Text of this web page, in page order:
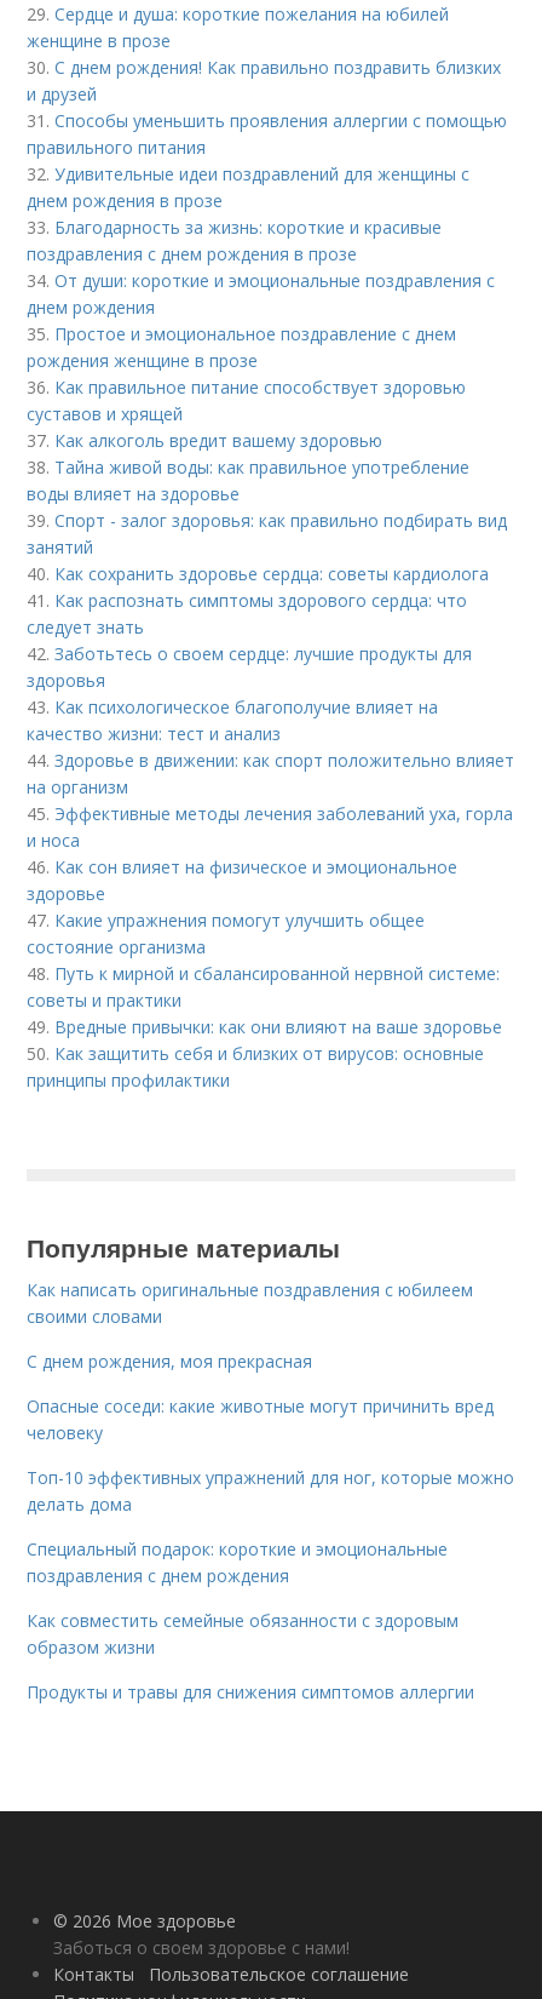
29.Сердце и душа: короткие пожелания на юбилей
женщине в прозе
30.С днем рождения! Как правильно поздравить близких
и друзей
31.Способы уменьшить проявления аллергии с помощью
правильного питания
32.Удивительные идеи поздравлений для женщины с
днем рождения в прозе
33. Благодарность за жизнь: короткие и красивые
поздравления с днем рождения в прозе
34.От души: короткие и эмоциональные поздравления с
днем рождения
35. Простое и эмоциональное поздравление с днем
рождения женщине в прозе
36. Как правильное питание способствует здоровью
суставов и хрящей
37. Как алкоголь вредит вашему здоровью
38. Тайна живой воды: как правильное употребление
воды влияет на здоровье
39.Спорт - залог здоровья: как правильно подбирать вид
занятий
40. Как сохранить здоровье сердца: советы кардиолога
41. Как распознать симптомы здорового сердца: что
следует знать
42.Заботьтесь о своем сердце: лучшие продукты для
здоровья
43. Как психологическое благополучие влияет на
качество жизни: тест и анализ
44.Здоровье в движении: как спорт положительно влияет
на организм
45. Эффективные методы лечения заболеваний уха, горла
и носа
46. Как сон влияет на физическое и эмоциональное
здоровье
47. Какие упражнения помогут улучшить общее
состояние организма
48. Путь к мирной и сбалансированной нервной системе:
советы и практики
49. Вредные привычки: как они влияют на ваше здоровье
50. Как защитить себя и близких от вирусов: основные
принципы профилактики
Популярные материалы
Как написать оригинальные поздравления с юбилеем
своими словами
С днем рождения, моя прекрасная
Опасные соседи: какие животные могут причинить вред
человеку
Топ-10 эффективных упражнений для ног, которые можно
делать дома
Специальный подарок: короткие и эмоциональные
поздравления с днем рождения
Как совместить семейные обязанности с здоровым
образом жизни
Продукты и травы для снижения симптомов аллергии
© 2026 Мое здоровье
Заботься о своем здоровье с нами!
Контакты
Пользовательское соглашение